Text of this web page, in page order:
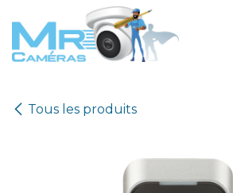
Se rendre au contenu
Tous les produits